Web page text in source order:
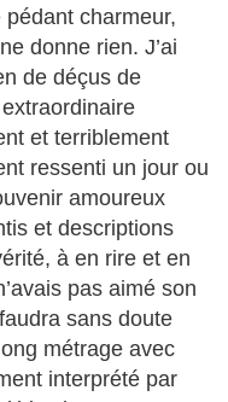
pédant charmeur,
donne rien. J’ai
de déçus de
extraordinaire
et terriblement
ressenti un jour ou
amoureux
et descriptions
à en rire et en
pas aimé son
sans doute
métrage avec
interprété par